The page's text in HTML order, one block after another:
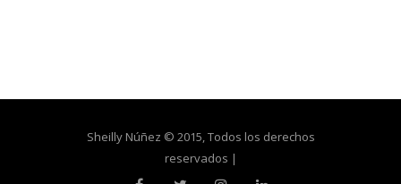
Sheilly Núñez © 2015, Todos los derechos
reservados |